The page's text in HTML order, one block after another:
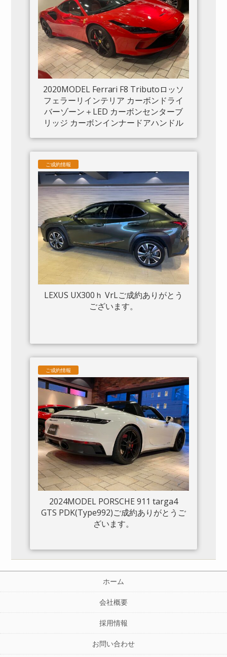
2020MODEL Ferrari F8 Tributoロッソ
フェラーリインテリア カーボンドライ
バーゾーン＋LED カーボンセンターブ
リッジ カーボンインナードアハンドル
ーディスプレイ アダプティブヘッドラ
イトシステム 入庫しました。
ご成約情報
LEXUS UX300ｈ VrLご成約ありがとう
ございます。
ご成約情報
2024MODEL PORSCHE 911 targa4
GTS PDK(Type992)ご成約ありがとうご
ざいます。
ホーム
会社概要
採用情報
お問い合わせ